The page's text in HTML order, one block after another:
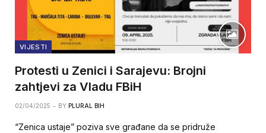
VIJESTI
Protesti u Zenici i Sarajevu: Brojni
zahtjevi za Vladu FBiH
02/04/2025 BY PLURAL BIH
“Zenica ustaje” poziva sve građane da se pridruže